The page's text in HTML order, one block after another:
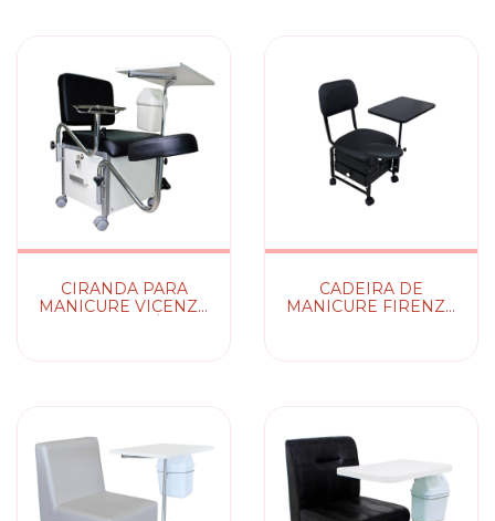
CIRANDA PARA
MANICURE VICENZA
CADEIRA DE
MANICURE FIRENZE